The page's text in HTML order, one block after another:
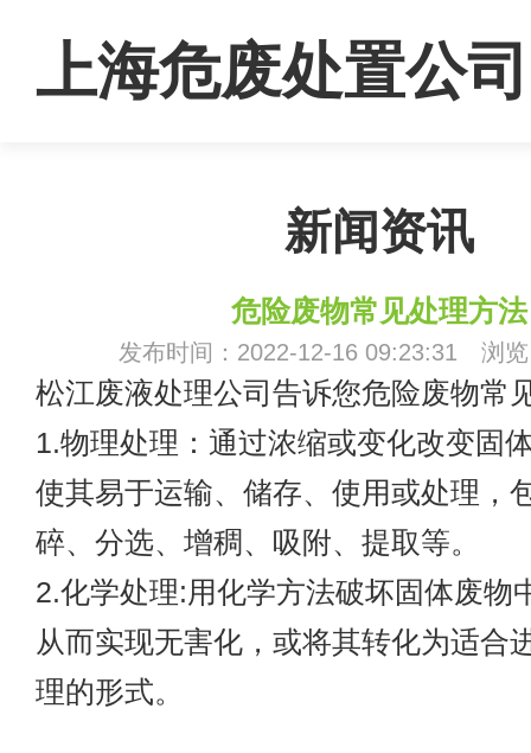
上海危废处置公司
新闻资讯
危险废物常见处理方法
发布时间：2022-12-16 09:23:31 浏览
松江废液处理公司告诉您危险废物常
1.物理处理：通过浓缩或变化改变固
使其易于运输、储存、使用或处理，
碎、分选、增稠、吸附、提取等。
2.化学处理:用化学方法破坏固体废物
从而实现无害化，或将其转化为适合
理的形式。